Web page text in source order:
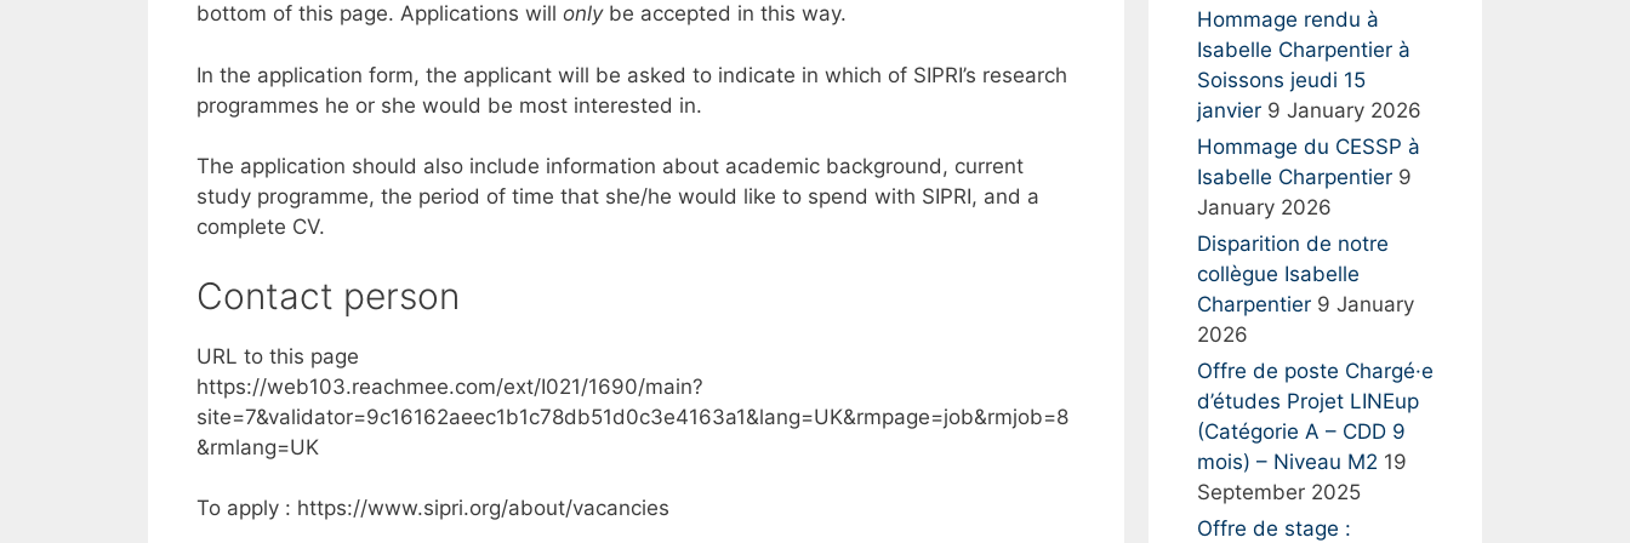
bottom of this page. Applications will onlybe accepted in this way.
In the application form, the applicant will be asked to indicate in which of SIPRI’s research
programmes he or she would be most interested in.
The application should also include information about academic background, current
study programme, the period of time that she/he would like to spend with SIPRI, and a
complete CV.
Contact person
URL to this page
https://web103.reachmee.com/ext/I021/1690/main?
site=7&validator=9c16162aeec1b1c78db51d0c3e4163a1&lang=UK&rmpage=job&rmjob=8
&rmlang=UK
To apply : https://www.sipri.org/about/vacancies
r
:
Hommage rendu à
Isabelle Charpentier à
Soissons jeudi 15
janvier 9 January 2026
Hommage du CESSP à
Isabelle Charpentier 9
January 2026
Disparition de notre
collègue Isabelle
Charpentier 9 January
2026
Offre de poste Chargé·e
d’études Projet LINEup
(Catégorie A – CDD 9
mois) – Niveau M2 19
September 2025
Offre de stage :